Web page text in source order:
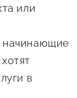
или
начинающие
в